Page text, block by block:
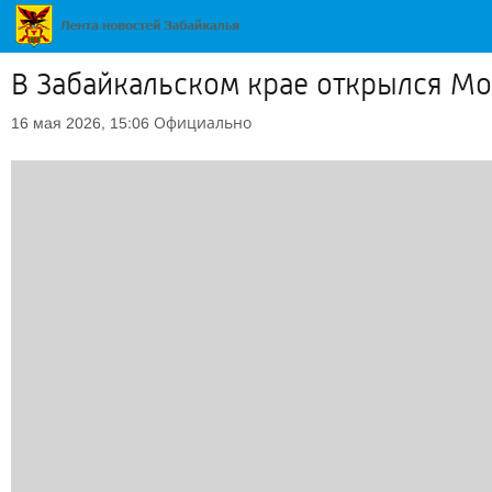
В Забайкальском крае открылся
16 мая 2026, 15:06 Официально